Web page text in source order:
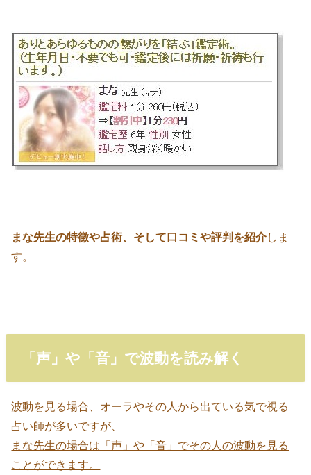
まな先生の特徴や占術、そして口コミや評判を紹介しま
す。
「声」や「音」で波動を読み解く
波動を見る場合、オーラやその人から出ている気で視る
占い師が多いですが、
まな先生の場合は「声」や「音」でその人の波動を見る
ことができます。